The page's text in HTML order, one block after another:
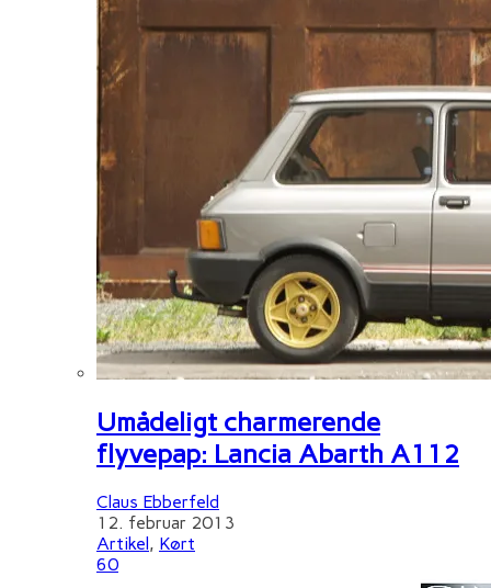
Umådeligt charmerende
flyvepap: Lancia Abarth A112
Claus Ebberfeld
12. februar 2013
Artikel, Kørt
60